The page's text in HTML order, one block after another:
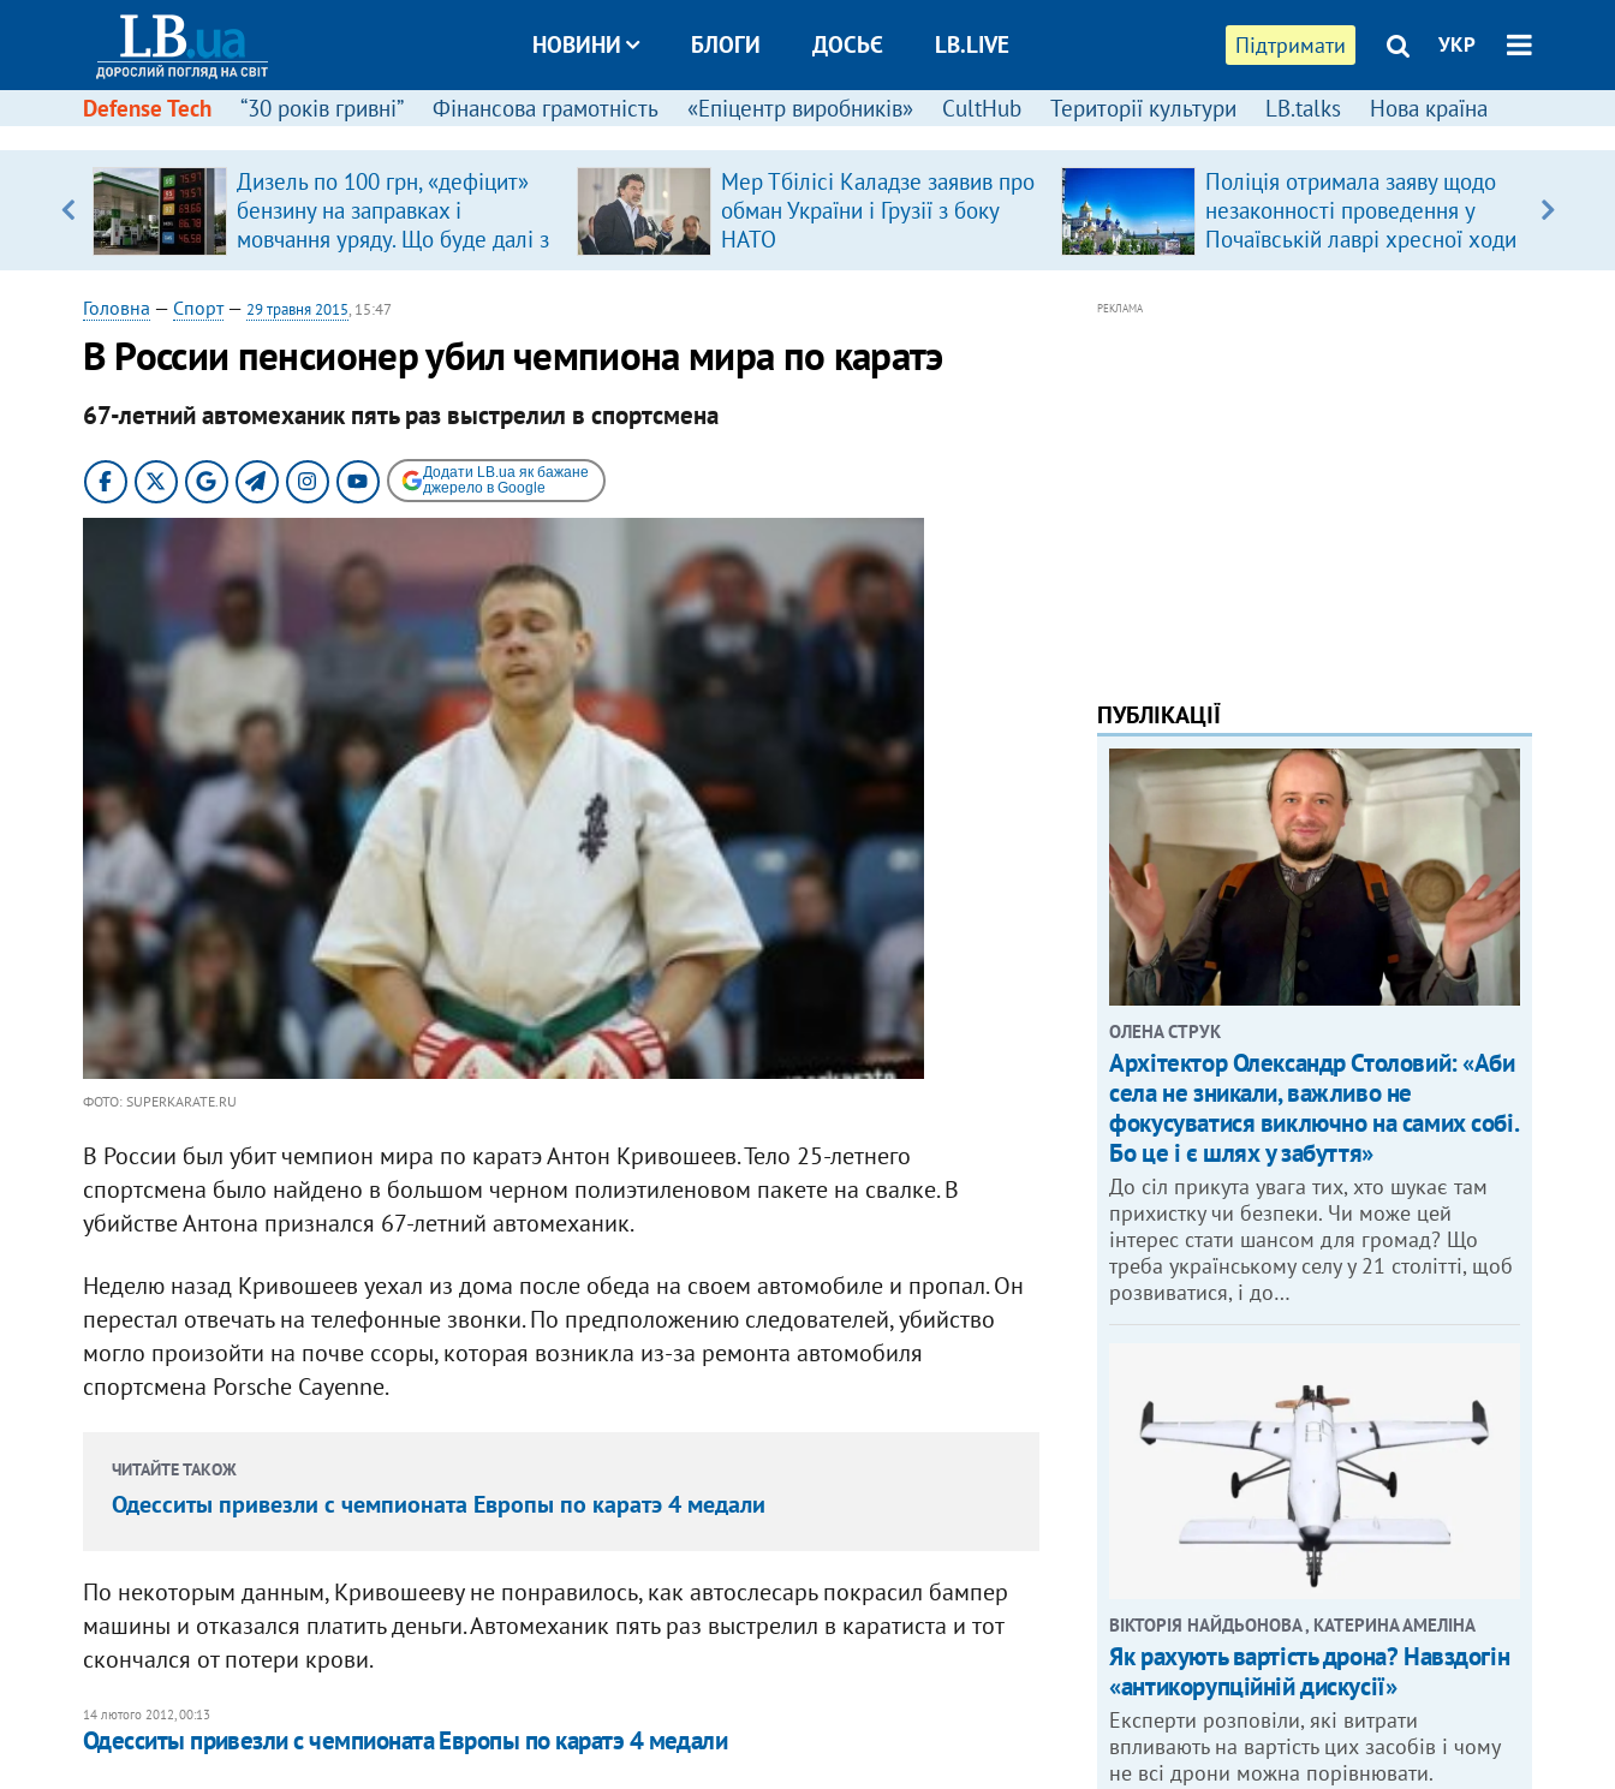
Підтримати УКР
НОВИНИ БЛОГИ ДОСЬЄ LB.LIVE
Defense Tech “30 років гривні” Фінансова грамотність «Епіцентр виробників» CultHub Території культури LB.talks Нова країна
Дизель по 100 грн, «дефіцит»
бензину на заправках і
мовчання уряду. Що буде далі з
цінами на пальне?
Мер Тбілісі Каладзе заявив про
обман України і Грузії з боку
НАТО
Поліція отримала заяву щодо
незаконності проведення у
Почаївській лаврі хресної ходи
Головна — Спорт— 29 травня 2015, 15:47
В России пенсионер убил чемпиона мира по каратэ
67-летний автомеханик пять раз выстрелил в спортсмена
Додати LB.ua як бажане
джерело в Google
ФОТО: SUPERKARATE.RU
В России был убит чемпион мира по каратэ Антон Кривошеев. Тело 25-летнего
спортсмена было найдено в большом черном полиэтиленовом пакете на свалке. В
убийстве Антона признался 67-летний автомеханик.
Неделю назад Кривошеев уехал из дома после обеда на своем автомобиле и пропал. Он
перестал отвечать на телефонные звонки. По предположению следователей, убийство
могло произойти на почве ссоры, которая возникла из-за ремонта автомобиля
спортсмена Porsche Cayenne.
ЧИТАЙТЕ ТАКОЖ
Одесситы привезли с чемпионата Европы по каратэ 4 медали
По некоторым данным, Кривошееву не понравилось, как автослесарь покрасил бампер
машины и отказался платить деньги. Автомеханик пять раз выстрелил в каратиста и тот
скончался от потери крови.
14 лютого 2012, 00:13
Одесситы привезли с чемпионата Европы по каратэ 4 медали
РЕКЛАМА
ПУБЛІКАЦІЇ
ОЛЕНА СТРУК
Архітектор Олександр Столовий: «Аби
села не зникали, важливо не
фокусуватися виключно на самих собі.
Бо це і є шлях у забуття»
До сіл прикута увага тих, хто шукає там
прихистку чи безпеки. Чи може цей
інтерес стати шансом для громад? Що
треба українському селу у 21 столітті, щоб
розвиватися, і до…
ВІКТОРІЯ НАЙДЬОНОВА , КАТЕРИНА АМЕЛІНА
Як рахують вартість дрона? Навздогін
«антикорупційній дискусії»
Експерти розповіли, які витрати
впливають на вартість цих засобів і чому
не всі дрони можна порівнювати.